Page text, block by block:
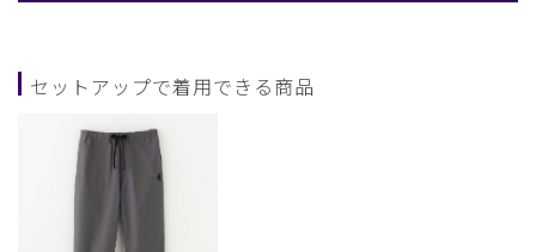
セットアップで着用できる商品